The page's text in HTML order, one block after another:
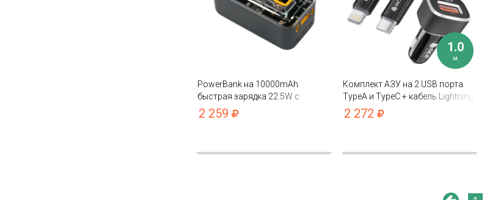
PowerBank на 10000mAh
быстрая зарядка 22.5W с
индикацией заряда
2 259
1.0
м
Комплект АЗУ на 2 USB порта
TypeA и TypeC + кабель Lightning
для быстрой зарядки iPhone PD
18W
2 272